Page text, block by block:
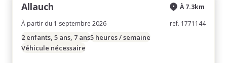
Allauch
À partir du 1 septembre 2026
À 7.3km
ref. 1771144
2 enfants, 5 ans, 7 ans5 heures / semaine
Véhicule nécessaire